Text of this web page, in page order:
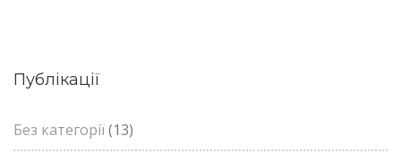
Публікації
Без категорії(13)